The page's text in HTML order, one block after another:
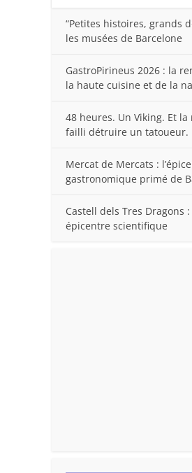
“Petites histoires, grands
les musées de Barcelone
GastroPirineus 2026 : la
la haute cuisine et de la
48 heures. Un Viking. Et
failli détruire un tatoueur.
Mercat de Mercats :
gastronomique primé de
Castell dels Tres Dragons
épicentre scientifique